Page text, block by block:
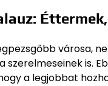
városa,
szerelmeseinek is.
a legjobbat